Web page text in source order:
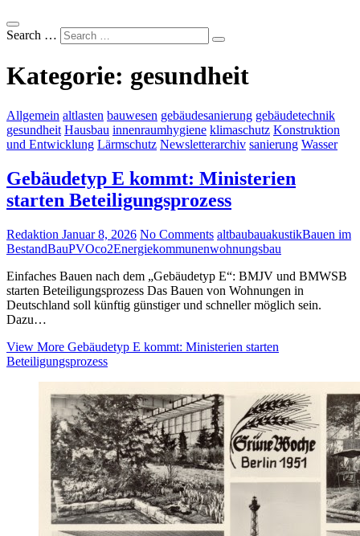
Search …
Kategorie: gesundheit
Allgemein altlasten bauwesen gebäudesanierung gebäudetechnik
gesundheit Hausbau innenraumhygiene klimaschutz Konstruktion
und Entwicklung Lärmschutz Newsletterarchiv sanierung Wasser
Gebäudetyp E kommt: Ministerien
starten Beteiligungsprozess
Redaktion Januar 8, 2026 No Comments altbaubauakustikBauen im
BestandBauPVOco2Energiekommunenwohnungsbau
Einfaches Bauen nach dem „Gebäudetyp E“: BMJV und BMWSB
starten Beteiligungsprozess Das Bauen von Wohnungen in
Deutschland soll künftig günstiger und schneller möglich sein.
Dazu…
View More Gebäudetyp E kommt: Ministerien starten
Beteiligungsprozess